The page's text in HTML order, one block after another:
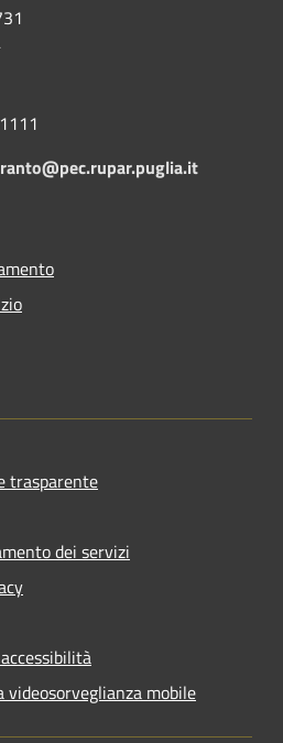
trasparente
dei servizi
mobile